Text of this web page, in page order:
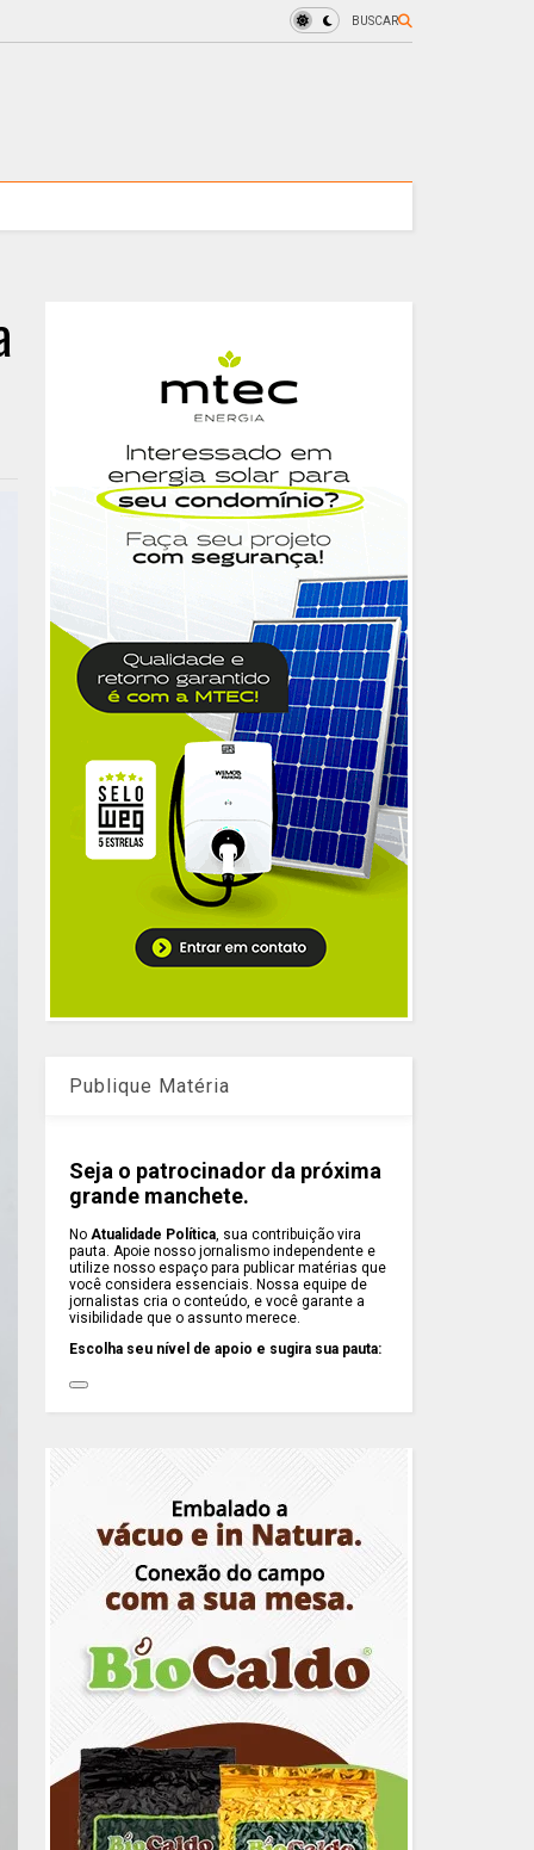
BUSCAR
Publique Matéria
Seja o patrocinador da próxima
grande manchete.
NoAtualidade Política, sua contribuição vira
pauta. Apoie nosso jornalismo independente e
utilize nosso espaço para publicar matérias que
você considera essenciais. Nossa equipe de
jornalistas cria o conteúdo, e você garante a
visibilidade que o assunto merece.
Escolha seu nível de apoio e sugira sua pauta: